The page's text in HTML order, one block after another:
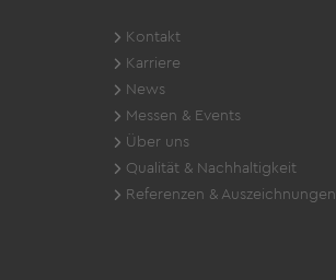
Kontakt
Karriere
News
Messen & Events
Über uns
Qualität & Nachhaltigkeit
Referenzen & Auszeichnungen